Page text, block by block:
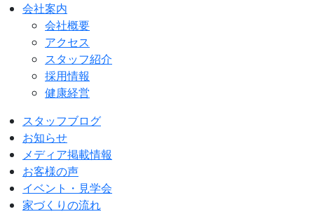
会社案内
会社概要
アクセス
スタッフ紹介
採用情報
健康経営
スタッフブログ
お知らせ
メディア掲載情報
お客様の声
イベント・見学会
家づくりの流れ